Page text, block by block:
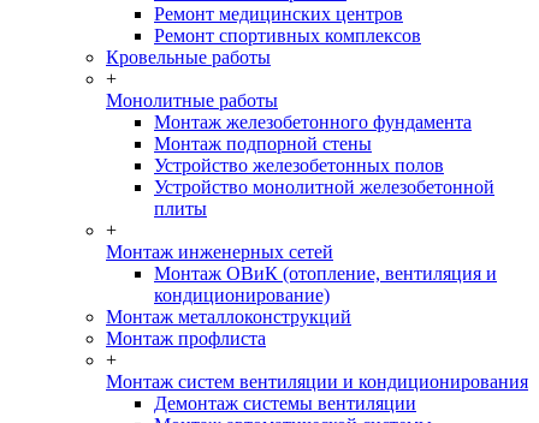
Ремонт медицинских центров
Ремонт спортивных комплексов
Кровельные работы
+
Монолитные работы
Монтаж железобетонного фундамента
Монтаж подпорной стены
Устройство железобетонных полов
Устройство монолитной железобетонной
плиты
+
Монтаж инженерных сетей
Монтаж ОВиК (отопление, вентиляция и
кондиционирование)
Монтаж металлоконструкций
Монтаж профлиста
+
Монтаж систем вентиляции и кондиционирования
Демонтаж системы вентиляции